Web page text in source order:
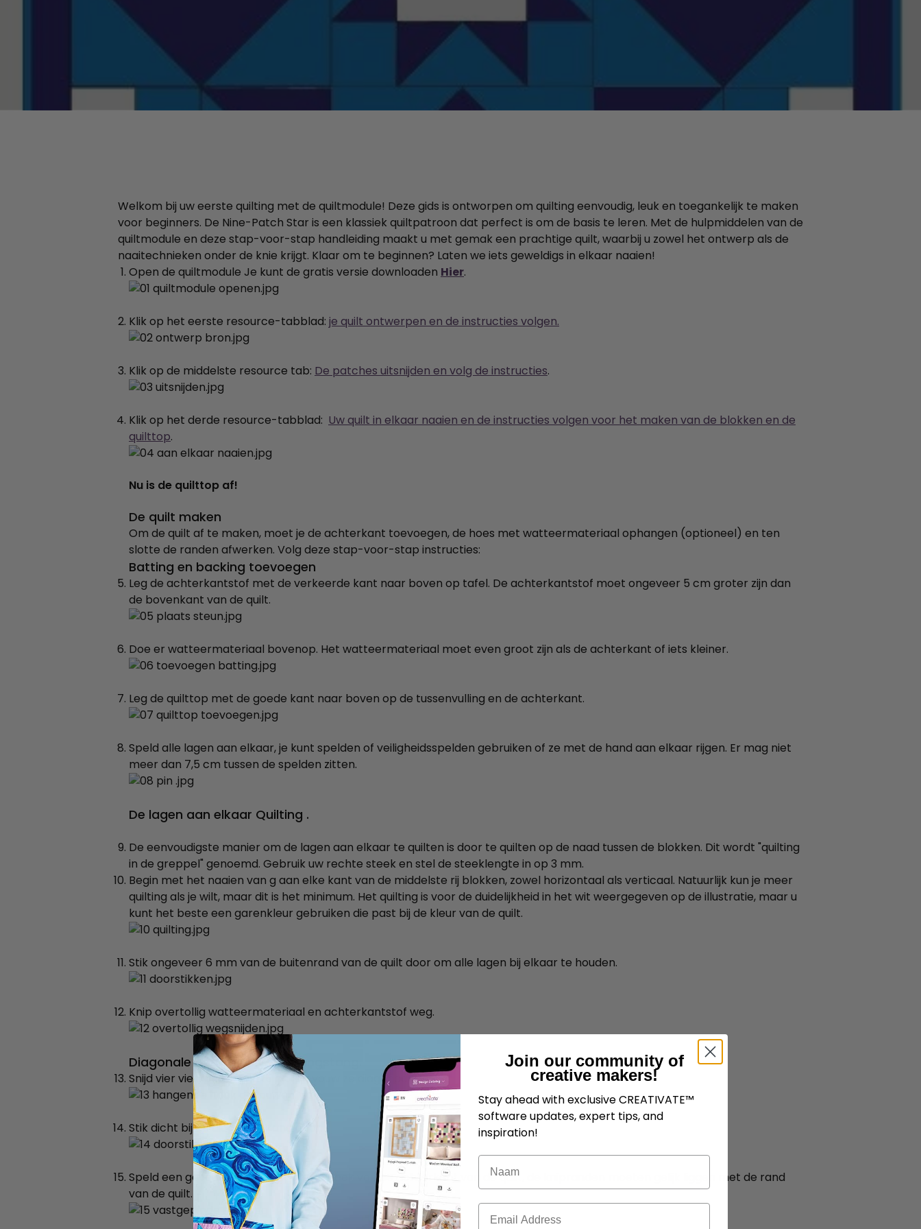
Welkom bij uw eerste quilting met de quiltmodule! Deze gids is ontworpen om quilting eenvoudig, leuk en toegankelijk te maken
voor beginners. De Nine-Patch Star is een klassiek quiltpatroon dat perfect is om de basis te leren. Met de hulpmiddelen van de
quiltmodule en deze stap-voor-stap handleiding maakt u met gemak een prachtige quilt, waarbij u zowel het ontwerp als de
naaitechnieken onder de knie krijgt. Klaar om te beginnen? Laten we iets geweldigs in elkaar naaien!
Open de quiltmodule Je kunt de gratis versie downloaden Hier.
Klik op het eerste resource-tabblad: je quilt ontwerpen en de instructies volgen.
Klik op de middelste resource tab: De patches uitsnijden en volg de instructies.
Klik op het derde resource-tabblad: Uw quilt in elkaar naaien en de instructies volgen voor het maken van de blokken en de
quilttop.
Nu is de quilttop af!
De quilt maken
Om de quilt af te maken, moet je de achterkant toevoegen, de hoes met watteermateriaal ophangen (optioneel) en ten
slotte de randen afwerken. Volg deze stap-voor-stap instructies:
Batting en backing toevoegen
Leg de achterkantstof met de verkeerde kant naar boven op tafel. De achterkantstof moet ongeveer 5 cm groter zijn dan
de bovenkant van de quilt.
Doe er watteermateriaal bovenop. Het watteermateriaal moet even groot zijn als de achterkant of iets kleiner.
Leg de quilttop met de goede kant naar boven op de tussenvulling en de achterkant.
Speld alle lagen aan elkaar, je kunt spelden of veiligheidsspelden gebruiken of ze met de hand aan elkaar rijgen. Er mag niet
meer dan 7,5 cm tussen de spelden zitten.
De lagen aan elkaar Quilting .
De eenvoudigste manier om de lagen aan elkaar te quilten is door te quilten op de naad tussen de blokken. Dit wordt "quilting
in de greppel" genoemd. Gebruik uw rechte steek en stel de steeklengte in op 3 mm.
Begin met het naaien van g aan elke kant van de middelste rij blokken, zowel horizontaal als verticaal. Natuurlijk kun je meer
quilting als je wilt, maar dit is het minimum. Het quilting is voor de duidelijkheid in het wit weergegeven op de illustratie, maar u
kunt het beste een garenkleur gebruiken die past bij de kleur van de quilt.
Stik ongeveer 6 mm van de buitenrand van de quilt door om alle lagen bij elkaar te houden.
Knip overtollig watteermateriaal en achterkantstof weg.
Diagonale hoeken voor ophangstang.
Snijd vier vierkanten van 15 cm en vouw ze diagonaal.
Stik dicht bij de diagonale rand door.
Speld een gevouwen vierkant in elke hoek van de achterkant van de quilt, de knipranden moeten gelijk liggen met de rand
van de quilt.
Join our community of
creative makers!
Stay ahead with exclusive CREATIVATE™
software updates, expert tips, and
inspiration!
Naam
E-mail